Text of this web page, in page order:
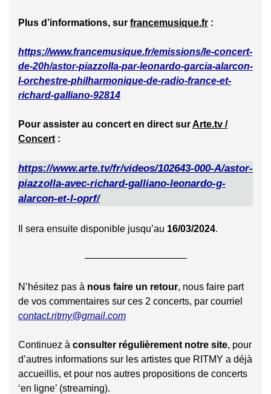
Plus d’informations, sur francemusique.fr :
https://www.francemusique.fr/emissions/le-concert-
de-20h/astor-piazzolla-par-leonardo-garcia-alarcon-
l-orchestre-philharmonique-de-radio-france-et-
richard-galliano-92814
Pour assister au concert en direct surArte.tv /
Concert :
https://www.arte.tv/fr/videos/102643-000-A/astor-
piazzolla-avec-richard-galliano-leonardo-g-
alarcon-et-l-oprf/
Il sera ensuite disponible jusqu’au 16/03/2024.
——————————–
N’hésitez pas à nous faire un retour, nous faire part
de vos commentaires sur ces 2 concerts, par courriel
contact.ritmy@gmail.com
Continuez à consulter régulièrement notre site, pour
d’autres informations sur les artistes que RITMY a déjà
accueillis, et pour nos autres propositions de concerts
‘en ligne’ (streaming).